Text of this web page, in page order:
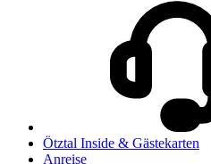
Ötztal Inside & Gästekarten
Anreise